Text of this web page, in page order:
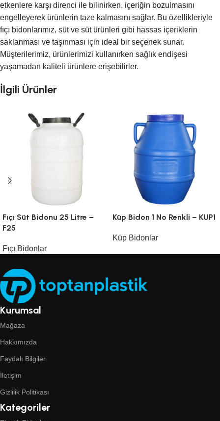
etkenlere karşı direnci ile bilinirken, içeriğin bozulmasını
engelleyerek ürünlerin taze kalmasını sağlar. Bu özellikleriyle
fıçı bidonlarımız, süt ve süt ürünleri gibi hassas içeriklerin
saklanması ve taşınması için ideal bir seçenek sunar.
Müşterilerimiz, ürünlerimizi kullanırken sağlık endişesi
yaşamadan kaliteli ürünlere erişebilirler.
İlgili Ürünler
Fıçı Süt Bidonu 25 Litre –
F25
Fıçı Bidonlar
Küp Bidon 1 No Renkli – KUP1
Küp Bidonlar
Kurumsal
Mağaza
Hakkımızda
Faydalı Bilgiler
İletişim
Gizlilik Politikası
Kategoriler